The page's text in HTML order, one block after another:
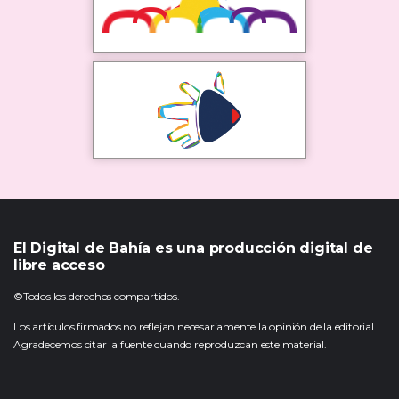
El Digital de Bahía es una producción digital de
libre acceso
©Todos los derechos compartidos.
Los artículos firmados no reflejan necesariamente la opinión de la editorial.
Agradecemos citar la fuente cuando reproduzcan este material.